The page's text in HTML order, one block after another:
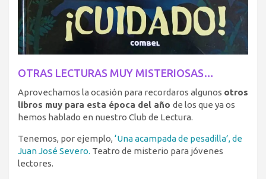
OTRAS LECTURAS MUY MISTERIOSAS…
Aprovechamos la ocasión para recordaros algunos otros
libros muy para esta época del año de los que ya os
hemos hablado en nuestro Club de Lectura.
Tenemos, por ejemplo, ‘Una acampada de pesadilla’, de
Juan José Severo. Teatro de misterio para jóvenes
lectores.